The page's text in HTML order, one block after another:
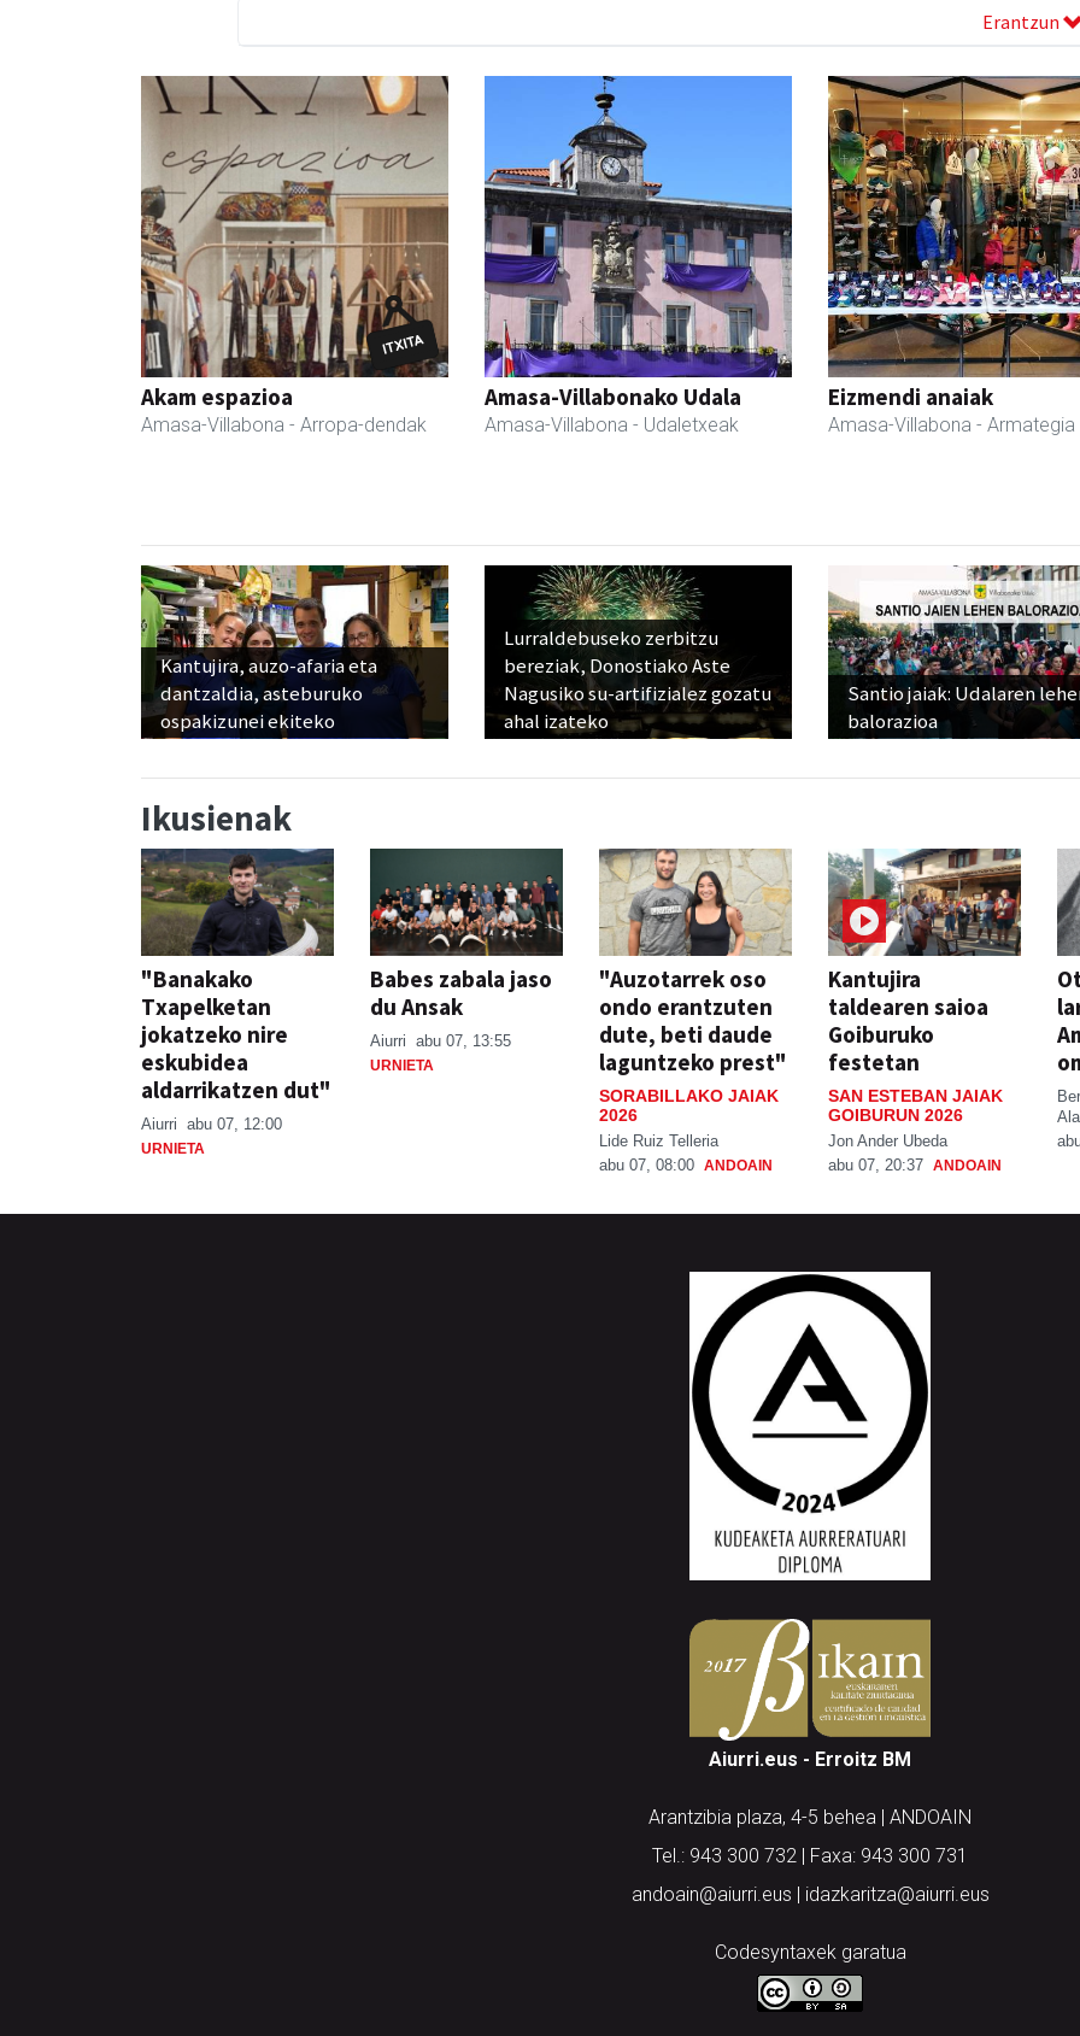
Erantzun
Akam espazioa
Amasa-Villabona - Arropa-dendak
Amasa-Villabonako Udala
Amasa-Villabona - Udaletxeak
Eizmendi anaiak
Amasa-Villabona - Armategia
Kantujira, auzo-afaria eta
dantzaldia, asteburuko
ospakizunei ekiteko
Lurraldebuseko zerbitzu
bereziak, Donostiako Aste
Nagusiko su-artifizialez gozatu
ahal izateko
Santio jaiak: Udalaren
balorazioa
Ikusienak
"Banakako
Txapelketan
jokatzeko nire
eskubidea
aldarrikatzen dut"
Aiurri abu 07, 12:00
URNIETA
Babes zabala jaso
du Ansak
Aiurri abu 07, 13:55
URNIETA
"Auzotarrek oso
ondo erantzuten
dute, beti daude
laguntzeko prest"
SORABILLAKO JAIAK
2026
Lide Ruiz Telleria
abu 07, 08:00 ANDOAIN
Kantujira
taldearen saioa
Goiburuko
festetan
SAN ESTEBAN JAIAK
GOIBURUN 2026
Jon Ander Ubeda
abu 07, 20:37 ANDOAIN
Aiurri.eus - Erroitz BM
Arantzibia plaza, 4-5 behea | ANDOAIN
Tel.: 943 300 732 | Faxa: 943 300 731
andoain@aiurri.eus | idazkaritza@aiurri.eus
Codesyntaxek garatua